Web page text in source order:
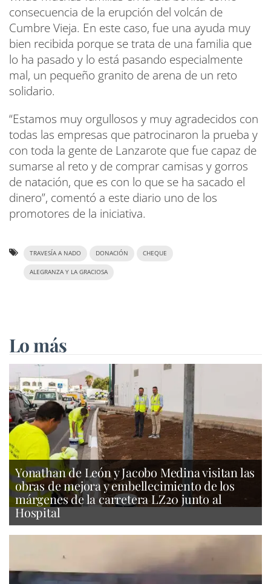
consecuencia de la erupción del volcán de
Cumbre Vieja. En este caso, fue una ayuda muy
bien recibida porque se trata de una familia que
lo ha pasado y lo está pasando especialmente
mal, un pequeño granito de arena de un reto
solidario.
“Estamos muy orgullosos y muy agradecidos con
todas las empresas que patrocinaron la prueba y
con toda la gente de Lanzarote que fue capaz de
sumarse al reto y de comprar camisas y gorros
de natación, que es con lo que se ha sacado el
dinero”, comentó a este diario uno de los
promotores de la iniciativa.
TRAVESÍA A NADO DONACIÓN CHEQUE
ALEGRANZA Y LA GRACIOSA
Lo más
Yonathan de León y Jacobo Medina visitan las
obras de mejora y embellecimiento de los
márgenes de la carretera LZ20 junto al
Hospital